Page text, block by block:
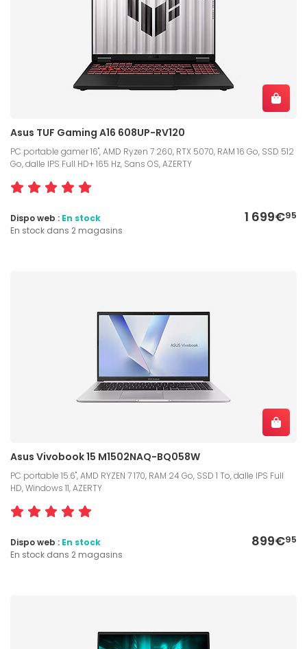
Asus TUF Gaming A16 608UP-RV120
PC portable gamer 16", AMD Ryzen 7 260, RTX 5070, RAM 16 Go, SSD 512
Go, dalle IPS Full HD+ 165 Hz, Sans OS, AZERTY
1 699€95
Dispo web : En stock
En stock dans 2 magasins
Asus Vivobook 15 M1502NAQ-BQ058W
PC portable 15.6", AMD RYZEN 7 170, RAM 24 Go, SSD 1 To, dalle IPS Full
HD, Windows 11, AZERTY
899€95
Dispo web : En stock
En stock dans 2 magasins